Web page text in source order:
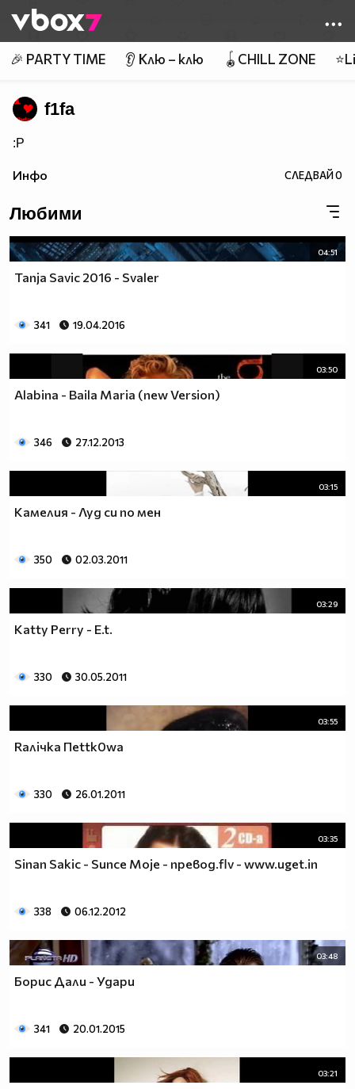
👾
🎉 PARTY TIME 👂 Клю – клю 🪀CHILL ZONE
f1fa
:P
Инфо СЛЕДВАЙ0
Любими
04:51
Tanja Savic 2016 - Svaler
341 19.04.2016
03:50
Alabina - Baila Maria (new Version)
346 27.12.2013
03:15
Камелия - Луд си по мен
350 02.03.2011
03:29
Katty Perry - E.t.
330 30.05.2011
03:55
Rалiчka Пеttk0wa
330 26.01.2011
03:35
Sinan Sakic - Sunce Moje - превод.flv - www.uget.in
338 06.12.2012
03:48
Борис Дали - Удари
341 20.01.2015
03:21